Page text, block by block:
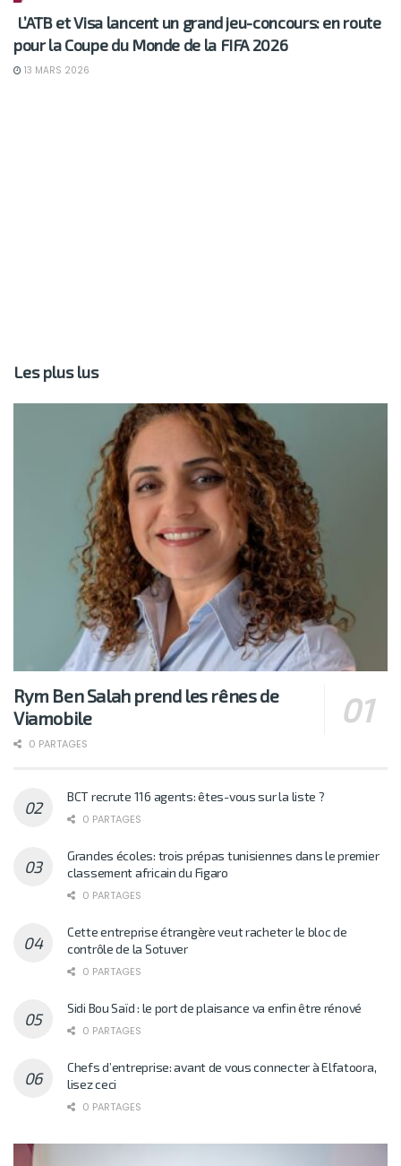
L’ATB et Visa lancent un grand jeu-concours: en route
pour la Coupe du Monde de la FIFA 2026
13 MARS 2026
Les plus lus
Rym Ben Salah prend les rênes de
Viamobile
0 PARTAGES
BCT recrute 116 agents: êtes-vous sur la liste ?
0 PARTAGES
Grandes écoles: trois prépas tunisiennes dans le premier
classement africain du Figaro
0 PARTAGES
Cette entreprise étrangère veut racheter le bloc de
contrôle de la Sotuver
0 PARTAGES
Sidi Bou Saïd : le port de plaisance va enfin être rénové
0 PARTAGES
Chefs d’entreprise: avant de vous connecter à Elfatoora,
lisez ceci
0 PARTAGES